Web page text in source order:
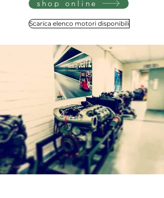
shop online
Scarica elenco motori disponibili